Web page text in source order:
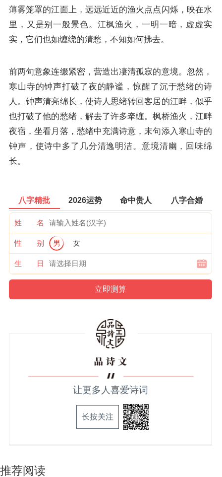
薄雾笼罩的江面上，远远近近的渔火点点闪烁，映在水
里，又是别一般景色。江枫渔火，一明一暗，虚虚实
实，它们也如缠绕的清愁，不知如何拂去。
前两句意象连缀紧密，营造出凄清孤寂的意境。忽然，
寒山寺的钟声打破了夜的静谧，惊醒了沉于愁绪的诗
人。钟声清亮绵长，使诗人思绪转回客居的江畔，似乎
也打破了他的愁绪，解去了许多牵缠。枫桥渔火，江畔
夜宿，坐看月落，愁绪中充满诗意，末句添入寒山寺的
钟声，使诗中多了几分清逸明洁。意境清幽，回味绵
长。
八字精批 2026运势 命中贵人 八字合婚
姓 名
性 别 男 女
生 日
让更多人喜爱诗词
长按关注
推荐阅读